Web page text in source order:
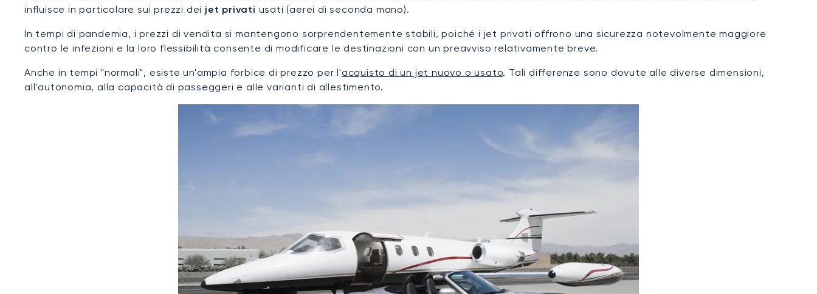
influisce in particolare sui prezzi dei jet privati usati (aerei di seconda mano).
In tempi di pandemia, i prezzi di vendita si mantengono sorprendentemente stabili, poiché i jet privati offrono una sicurezza notevolmente maggiore
contro le infezioni e la loro flessibilità consente di modificare le destinazioni con un preavviso relativamente breve.
Anche in tempi "normali", esiste un'ampia forbice di prezzo per l'acquisto di un jet nuovo o usato. Tali differenze sono dovute alle diverse dimensioni,
all'autonomia, alla capacità di passeggeri e alle varianti di allestimento.